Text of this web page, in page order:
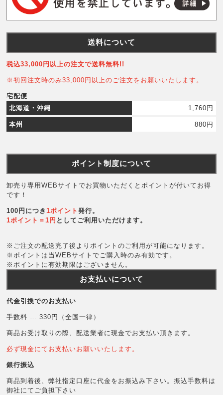
送料について
税込33,000円以上の注文で送料無料!!
※初回注文時のみ33,000円以上のご注文をお願いいたします。
宅配便
北海道・沖縄
1,760円
本州 880円
ポイント制度について
卸売り専用WEBサイトでお買物いただくとポイントが付いてお得
です！
100円につき 1ポイント発行。
1ポイント＝1円 としてご利用いただけます。
※ご注文の配送完了後よりポイントのご利用が可能になります。
※ポイントは当WEBサイトでご購入時のみ有効です。
※ポイントに有効期限はございません。
お支払いについて
代金引換でのお支払い
手数料 … 330円（全国一律）
商品お受け取りの際、配送業者に現金でお支払い頂きます。
必ず現金にてお支払いお願いいたします。
銀行振込
商品到着後、弊社指定口座に代金をお振込み下さい。振込手数料は
御社にてご負担下さい